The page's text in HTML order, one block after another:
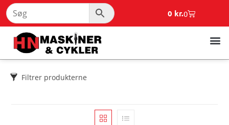
0 kr.0
Filtrer produkterne